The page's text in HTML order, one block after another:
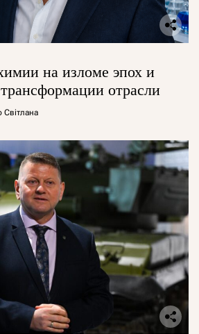
на изломе эпох и
отрасли